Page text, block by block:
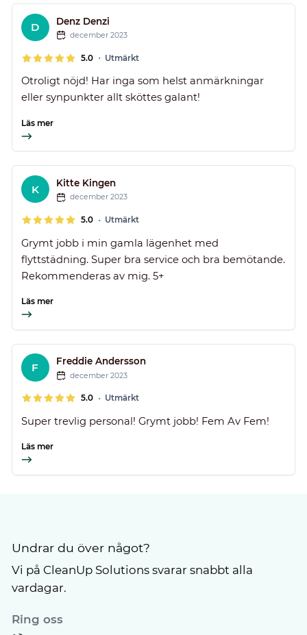
D Denz Denzi
december 2023
5.0 • Utmärkt
Otroligt nöjd! Har inga som helst anmärkningar
eller synpunkter allt sköttes galant!
Läs mer
K Kitte Kingen
december 2023
5.0 • Utmärkt
Grymt jobb i min gamla lägenhet med
flyttstädning. Super bra service och bra bemötande.
Rekommenderas av mig. 5+
Läs mer
F Freddie Andersson
december 2023
5.0 • Utmärkt
Super trevlig personal! Grymt jobb! Fem Av Fem!
Läs mer
Undrar du över något?
Vi på CleanUp Solutions svarar snabbt alla
vardagar.
Ring oss